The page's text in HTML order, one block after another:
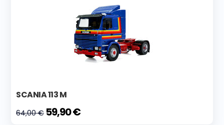
SCANIA 113 M
64,00 € 59,90 €